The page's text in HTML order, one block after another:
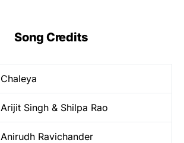
Song Credits
Chaleya
Arijit Singh & Shilpa Rao
Anirudh Ravichander